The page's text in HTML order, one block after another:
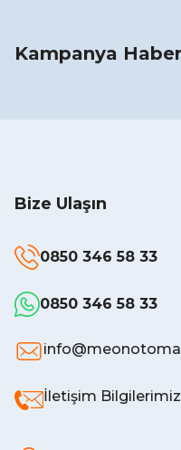
Kampanya
Bize Ulaşın
0850 346 58 33
0850 346 58 33
İletişim Bilgilerimiz